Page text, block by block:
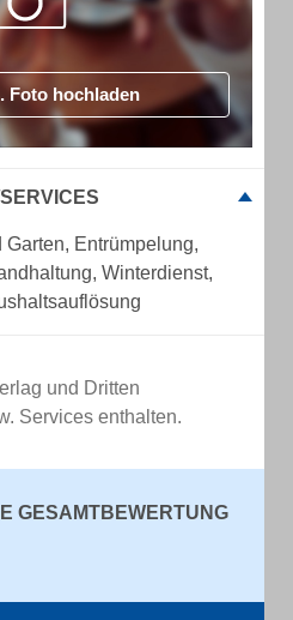
Foto hochladen
Entrümpelung,
Winterdienst,
und Dritten
Services enthalten.
GESAMTBEWERTUNG